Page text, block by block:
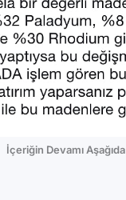
İçeriğin Devamı Aşağıda